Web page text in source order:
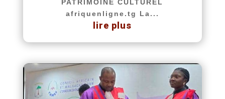
PATRIMOINE CULTUREL
afriquenligne.tg La...
lire plus